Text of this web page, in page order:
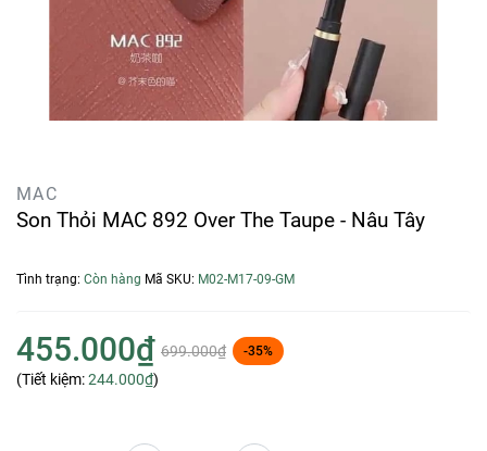
MAC
Son Thỏi MAC 892 Over The Taupe - Nâu Tây
Tình trạng: Còn hàng Mã SKU: M02-M17-09-GM
455.000₫ 699.000₫ -35%
(Tiết kiệm:244.000₫)